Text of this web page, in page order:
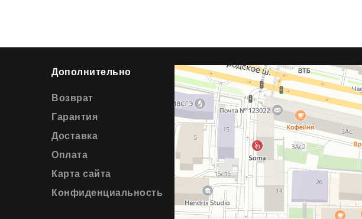
Дополнительно
Возврат
Гарантия
Доставка
Оплата
Карта сайта
Конфиденциальность